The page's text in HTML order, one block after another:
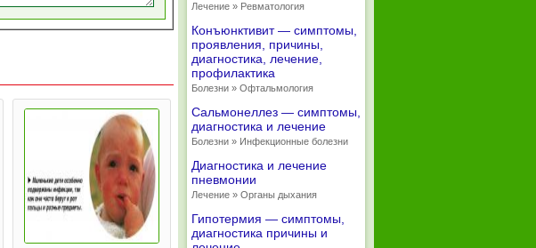
Лечение » Ревматология
Конъюнктивит — симптомы,
проявления, причины,
диагностика, лечение,
профилактика
Болезни » Офтальмология
Сальмонеллез — симптомы,
диагностика и лечение
Болезни » Инфекционные болезни
Диагностика и лечение
пневмонии
Лечение » Органы дыхания
Гипотермия — симптомы,
диагностика причины и